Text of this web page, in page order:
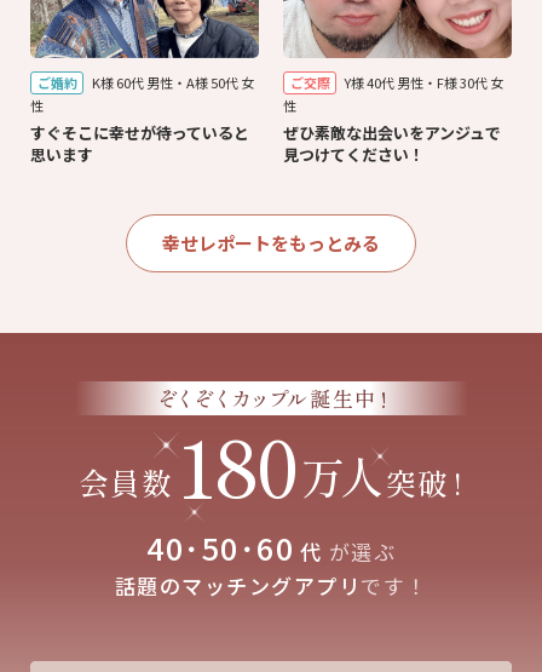
ご婚約
K様 60代 男性・A様 50代 女
性
すぐそこに幸せが待っていると
思います
ご交際
Y様 40代 男性・F様 30代 女
性
ぜひ素敵な出会いをアンジュで
見つけてください！
幸せレポートをもっとみる
ぞくぞくカップル誕生中 !
会員数 180万人突破 !
40･50･60 代 が選ぶ
話題のマッチングアプリ です！